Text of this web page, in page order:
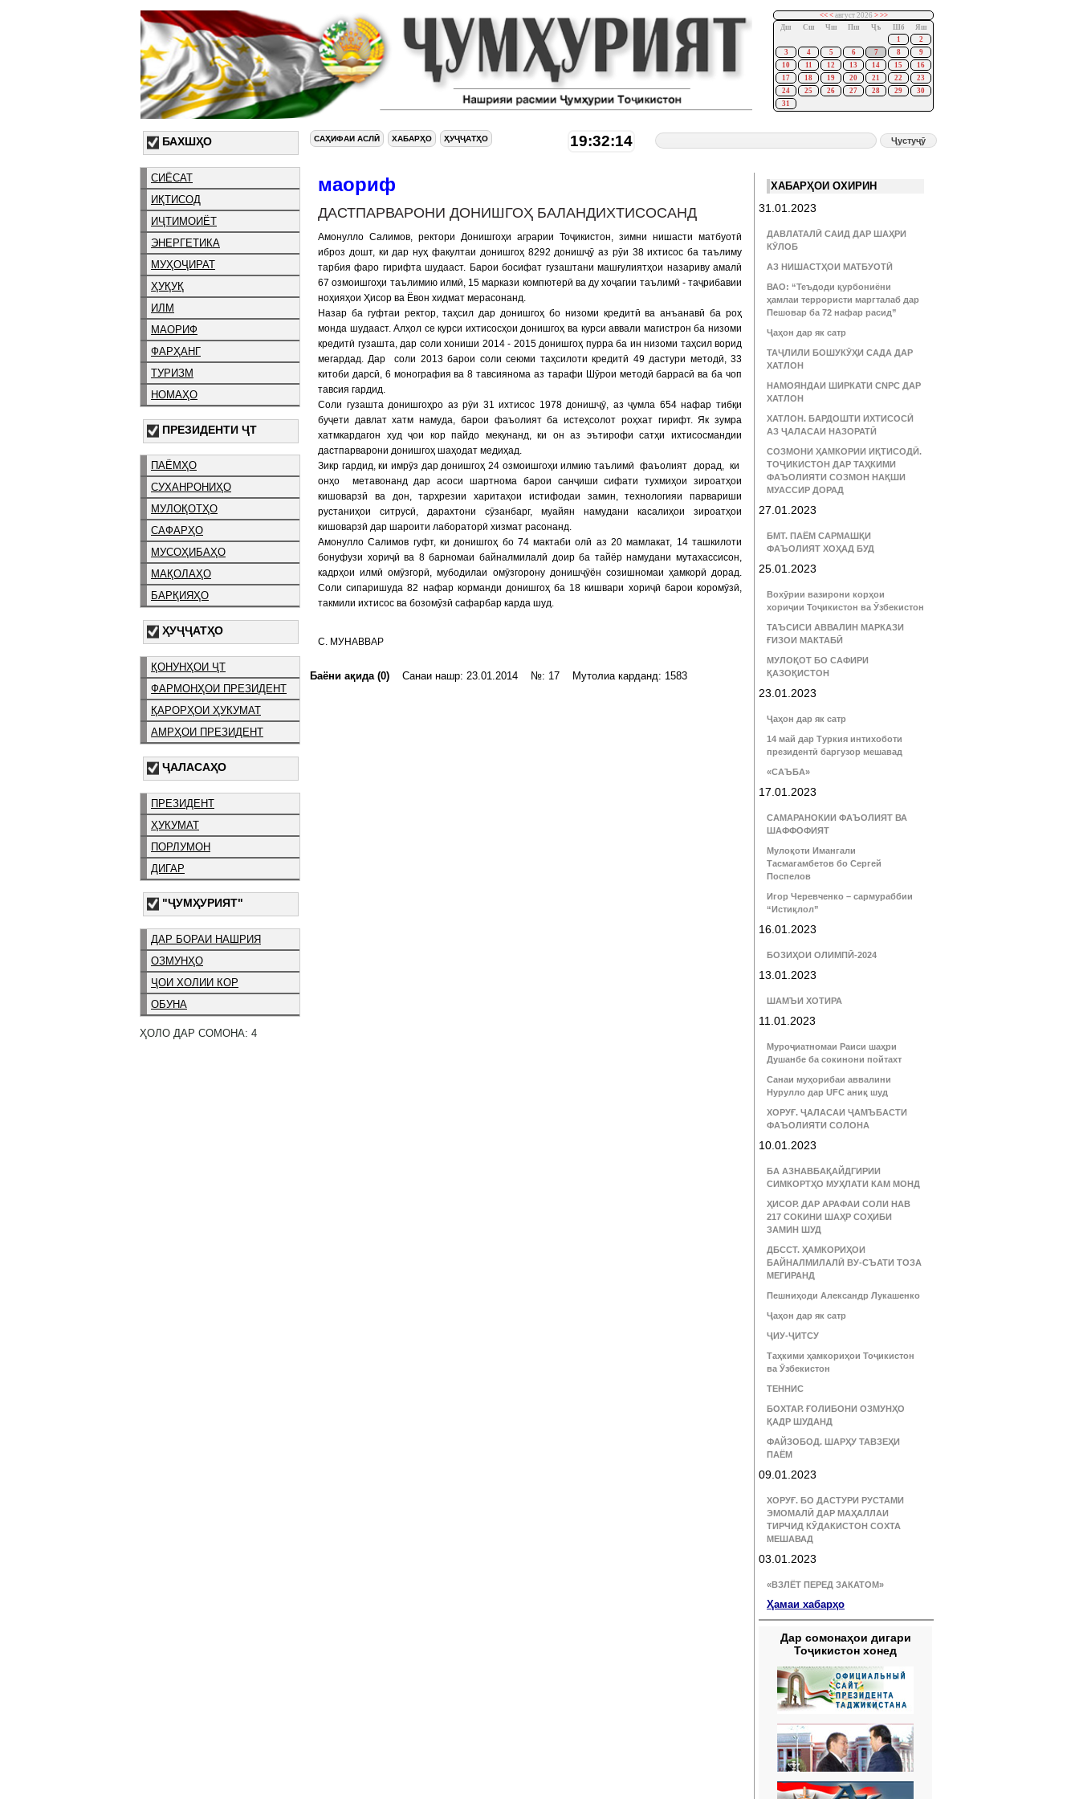
<< <август 2026 > >>
Дш
Сш Чш Пш Ҷъ Шб
Яш
1
2
3
4 5 6 7 8
9
10
11 12 13 14 15
16
17
18 19 20 21 22
23
24
25 26 27 28 29
30
31
БАХШҲО
СИЁСАТ
ИҚТИСОД
ИҶТИМОИЁТ
ЭНЕРГЕТИКА
МУҲОҶИРАТ
ҲУҚУҚ
ИЛМ
МАОРИФ
ФАРҲАНГ
ТУРИЗМ
НОМАҲО
ПРЕЗИДЕНТИ ҶТ
ПАЁМҲО
СУХАНРОНИҲО
МУЛОҚОТҲО
САФАРҲО
МУСОҲИБАҲО
МАҚОЛАҲО
БАРҚИЯҲО
ҲУҶҶАТҲО
ҚОНУНҲОИ ҶТ
ФАРМОНҲОИ ПРЕЗИДЕНТ
ҚАРОРҲОИ ҲУКУМАТ
АМРҲОИ ПРЕЗИДЕНТ
ҶАЛАСАҲО
ПРЕЗИДЕНТ
ҲУКУМАТ
ПОРЛУМОН
ДИГАР
"ҶУМҲУРИЯТ"
ДАР БОРАИ НАШРИЯ
ОЗМУНҲО
ҶОИ ХОЛИИ КОР
ОБУНА
ҲОЛО ДАР СОМОНА: 4
САҲИФАИ АСЛӢ ХАБАРҲО ҲУҶҶАТҲО 19:32:15
маориф
ДАСТПАРВАРОНИ ДОНИШГОҲ БАЛАНДИХТИСОСАНД
Амонулло Салимов, ректори Донишгоҳи аграрии Тоҷикистон, зимни нишасти матбуотӣ
иброз дошт, ки дар нуҳ факултаи донишгоҳ 8292 донишҷӯ аз рӯи 38 ихтисос ба таълиму
тарбия фаро гирифта шудааст. Барои босифат гузаштани машғулиятҳои назариву амалӣ
67 озмоишгоҳи таълимию илмӣ, 15 маркази компютерӣ ва ду хоҷагии таълимӣ - таҷрибавии
ноҳияҳои Ҳисор ва Ёвон хидмат мерасонанд.
Назар ба гуфтаи ректор, таҳсил дар донишгоҳ бо низоми кредитӣ ва анъанавӣ ба роҳ
монда шудааст. Алҳол се курси ихтисосҳои донишгоҳ ва курси аввали магистрон ба низоми
кредитӣ гузашта, дар соли хониши 2014 - 2015 донишгоҳ пурра ба ин низоми таҳсил ворид
мегардад. Дар соли 2013 барои соли сеюми таҳсилоти кредитӣ 49 дастури методӣ, 33
китоби дарсӣ, 6 монография ва 8 тавсиянома аз тарафи Шӯрои методӣ баррасӣ ва ба чоп
тавсия гардид.
Соли гузашта донишгоҳро аз рӯи 31 ихтисос 1978 донишҷӯ, аз ҷумла 654 нафар тибқи
буҷети давлат хатм намуда, барои фаъолият ба истеҳсолот роҳхат гирифт. Як зумра
хатмкардагон худ ҷои кор пайдо мекунанд, ки он аз эътирофи сатҳи ихтисосмандии
дастпарварони донишгоҳ шаҳодат медиҳад.
Зикр гардид, ки имрӯз дар донишгоҳ 24 озмоишгоҳи илмию таълимӣ фаъолият дорад, ки
онҳо метавонанд дар асоси шартнома барои санҷиши сифати тухмиҳои зироатҳои
кишоварзӣ ва дон, тарҳрезии харитаҳои истифодаи замин, технологияи парвариши
рустаниҳои ситрусӣ, дарахтони сӯзанбарг, муайян намудани касалиҳои зироатҳои
кишоварзӣ дар шароити лабораторӣ хизмат расонанд.
Амонулло Салимов гуфт, ки донишгоҳ бо 74 мактаби олӣ аз 20 мамлакат, 14 ташкилоти
бонуфузи хориҷӣ ва 8 барномаи байналмилалӣ доир ба тайёр намудани мутахассисон,
кадрҳои илмӣ омӯзгорӣ, мубодилаи омӯзгорону донишҷӯён созишномаи ҳамкорӣ дорад.
Соли сипаришуда 82 нафар корманди донишгоҳ ба 18 кишвари хориҷӣ барои коромӯзӣ,
такмили ихтисос ва бозомӯзӣ сафарбар карда шуд.
С. МУНАВВАР
Баёни ақида (0) Санаи нашр: 23.01.2014 №: 17 Мутолиа карданд: 1583
ХАБАРҲОИ ОХИРИН
31.01.2023
ДАВЛАТАЛӢ САИД ДАР ШАҲРИ
КӮЛОБ
АЗ НИШАСТҲОИ МАТБУОТӢ
ВАО: “Теъдоди қурбониёни
ҳамлаи террористи маргталаб дар
Пешовар ба 72 нафар расид”
Ҷаҳон дар як сатр
ТАҶЛИЛИ БОШУКӮҲИ САДА ДАР
ХАТЛОН
НАМОЯНДАИ ШИРКАТИ CNPC ДАР
ХАТЛОН
ХАТЛОН. БАРДОШТИ ИХТИСОСӢ
АЗ ҶАЛАСАИ НАЗОРАТӢ
СОЗМОНИ ҲАМКОРИИ ИҚТИСОДӢ.
ТОҶИКИСТОН ДАР ТАҲКИМИ
ФАЪОЛИЯТИ СОЗМОН НАҚШИ
МУАССИР ДОРАД
27.01.2023
БМТ. ПАЁМ САРМАШҚИ
ФАЪОЛИЯТ ХОҲАД БУД
25.01.2023
Вохӯрии вазирони корҳои
хориҷии Тоҷикистон ва Ӯзбекистон
ТАЪСИСИ АВВАЛИН МАРКАЗИ
ҒИЗОИ МАКТАБӢ
МУЛОҚОТ БО САФИРИ
ҚАЗОҚИСТОН
23.01.2023
Ҷаҳон дар як сатр
14 май дар Туркия интихоботи
президентӣ баргузор мешавад
«САЪБА»
17.01.2023
САМАРАНОКИИ ФАЪОЛИЯТ ВА
ШАФФОФИЯТ
Мулоқоти Имангали
Тасмагамбетов бо Сергей
Поспелов
Игор Черевченко – сармураббии
“Истиқлол”
16.01.2023
БОЗИҲОИ ОЛИМПӢ-2024
13.01.2023
ШАМЪИ ХОТИРА
11.01.2023
Муроҷиатномаи Раиси шаҳри
Душанбе ба сокинони пойтахт
Санаи муҳорибаи аввалини
Нурулло дар UFC аниқ шуд
ХОРУҒ. ҶАЛАСАИ ҶАМЪБАСТИ
ФАЪОЛИЯТИ СОЛОНА
10.01.2023
БА АЗНАВБАҚАЙДГИРИИ
СИМКОРТҲО МУҲЛАТИ КАМ МОНД
ҲИСОР. ДАР АРАФАИ СОЛИ НАВ
217 СОКИНИ ШАҲР СОҲИБИ
ЗАМИН ШУД
ДБССТ. ҲАМКОРИҲОИ
БАЙНАЛМИЛАЛӢ ВУ-СЪАТИ ТОЗА
МЕГИРАНД
Пешниҳоди Александр Лукашенко
Ҷаҳон дар як сатр
ҶИУ-ҶИТСУ
Таҳкими ҳамкориҳои Тоҷикистон
ва Ӯзбекистон
ТЕННИС
БОХТАР. ҒОЛИБОНИ ОЗМУНҲО
ҚАДР ШУДАНД
ФАЙЗОБОД. ШАРҲУ ТАВЗЕҲИ
ПАЁМ
09.01.2023
ХОРУҒ. БО ДАСТУРИ РУСТАМИ
ЭМОМАЛӢ ДАР МАҲАЛЛАИ
ТИРЧИД КӮДАКИСТОН СОХТА
МЕШАВАД
03.01.2023
«ВЗЛЁТ ПЕРЕД ЗАКАТОМ»
Ҳамаи хабарҳо
Дар сомонаҳои дигари
Тоҷикистон хонед